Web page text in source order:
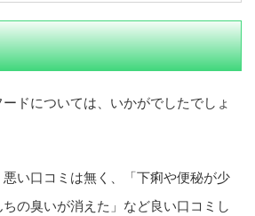
ドについては、いかがでしたでしょ
い口コミは無く、「下痢や便秘が少
の臭いが消えた」など良い口コミし